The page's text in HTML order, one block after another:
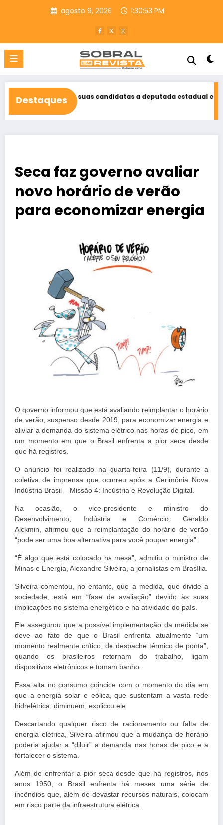
agosto 9, 2026 1:30:54 PM
Destaques
como suas candidatas a deputada estadual e federal Elmo
Seca faz governo avaliar
novo horário de verão
para economizar energia
O governo informou que está avaliando reimplantar o horário
de verão, suspenso desde 2019, para economizar energia e
aliviar a demanda do sistema elétrico nas horas de pico, em
um momento em que o Brasil enfrenta a pior seca desde
que há registros.
O anúncio foi realizado na quarta-feira (11/9), durante a
coletiva de imprensa que ocorreu após a Cerimônia Nova
Indústria Brasil – Missão 4: Indústria e Revolução Digital.
Na ocasião, o vice-presidente e ministro do
Desenvolvimento, Indústria e Comércio, Geraldo
Alckmin, afirmou que a reimplantação do horário de verão
“pode ser uma boa alternativa para você poupar energia”.
“É algo que está colocado na mesa”, admitiu o ministro de
Minas e Energia, Alexandre Silveira, a jornalistas em Brasília.
Silveira comentou, no entanto, que a medida, que divide a
sociedade, está em “fase de avaliação” devido às suas
implicações no sistema energético e na atividade do país.
Ele assegurou que a possível implementação da medida se
deve ao fato de que o Brasil enfrenta atualmente “um
momento realmente crítico, de despache térmico de ponta”,
quando os brasileiros retornam do trabalho, ligam
dispositivos eletrônicos e tomam banho.
Essa alta no consumo coincide com o momento do dia em
que a energia solar e eólica, que sustentam a vasta rede
hidrelétrica, diminuem, explicou ele.
Descartando qualquer risco de racionamento ou falta de
energia elétrica, Silveira afirmou que a mudança de horário
poderia ajudar a “diluir” a demanda nas horas de pico e a
fortalecer o sistema.
Além de enfrentar a pior seca desde que há registros, nos
anos 1950, o Brasil enfrenta há meses uma série de
incêndios que, além de devastar recursos naturais, colocam
em risco parte da infraestrutura elétrica.